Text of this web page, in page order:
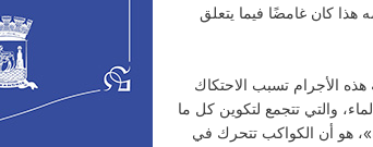
هذا كان غامضًا فيما يتعلق
الأجرام تسبب الاحتكاك
والتي تتجمع لتكوين كل ما
هو أن الكواكب تتحرك في